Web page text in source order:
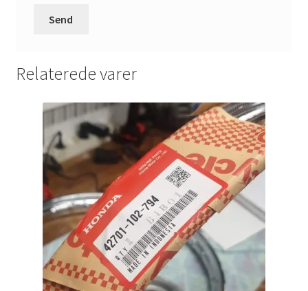
Relaterede varer